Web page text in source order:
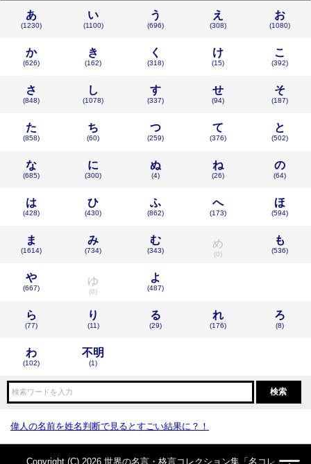
あ
(1230)
い
(1100)
う
(696)
え
(308)
お
(1080)
か
(626)
き
(162)
く
(318)
け
(15)
こ
(392)
さ
(848)
し
(1078)
す
(337)
せ
(94)
そ
(187)
た
(858)
ち
(60)
つ
(259)
て
(376)
と
(502)
な
(685)
に
(300)
ぬ
(4)
ね
(26)
の
(64)
は
(428)
ひ
(430)
ふ
(862)
へ
(173)
ほ
(594)
ま
(1614)
み
(734)
む
(343)
め
(0)
も
(536)
や
(667)
ゆ
(0)
よ
(487)
ら
(77)
り
(11)
る
(29)
れ
(176)
ろ
(8)
わ
(102)
不明
(1)
偉人の名前を姓名判断で見るとすごい結果に？！
Copyright (C) 2026 世界の名言・格言コレクション集「名コレ」